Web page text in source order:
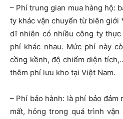
– Phí trung gian mua hàng hộ:
ty khác vận chuyển từ biên giới
dĩ nhiên có nhiều công ty
phí khác nhau. Mức phí này
cồng kềnh, độ chiếm diện
thêm phí lưu kho tại Việt Nam.
– Phí bảo hành: là phí bảo
mất, hỏng trong quá trình vận